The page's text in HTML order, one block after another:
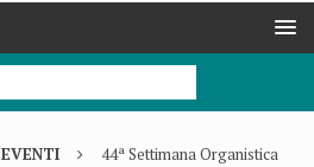
EVENTI
44ª Settimana Organistica